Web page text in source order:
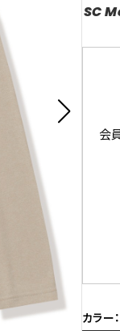
SC
会
カラー